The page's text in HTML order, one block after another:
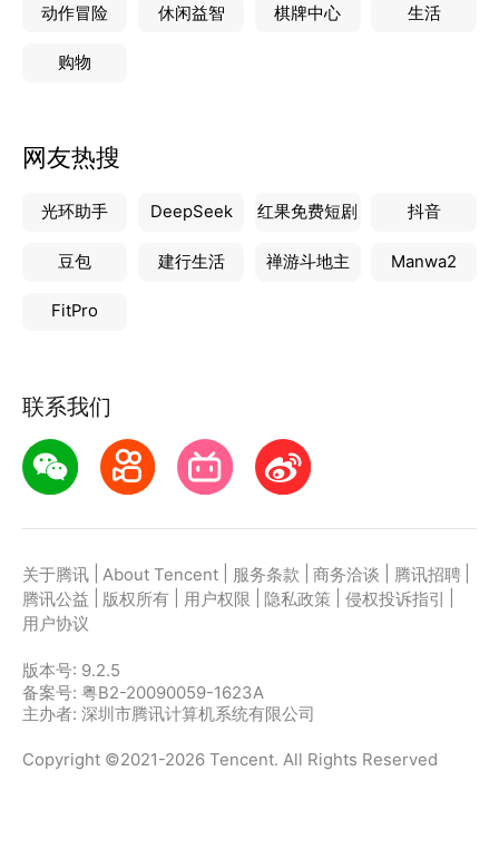
动作冒险 休闲益智 棋牌中心 生活
购物
网友热搜
光环助手 DeepSeek 红果免费短剧 抖音
豆包 建行生活 禅游斗地主 Manwa2
FitPro
联系我们
关于腾讯 About Tencent 服务条款 商务洽谈 腾讯招聘
腾讯公益
版权所有 用户权限 隐私政策 侵权投诉指引
用户协议
版本号: 9.2.5
备案号: 粤B2-20090059-1623A
主办者: 深圳市腾讯计算机系统有限公司
Copyright ©2021-2026 Tencent. All Rights Reserved